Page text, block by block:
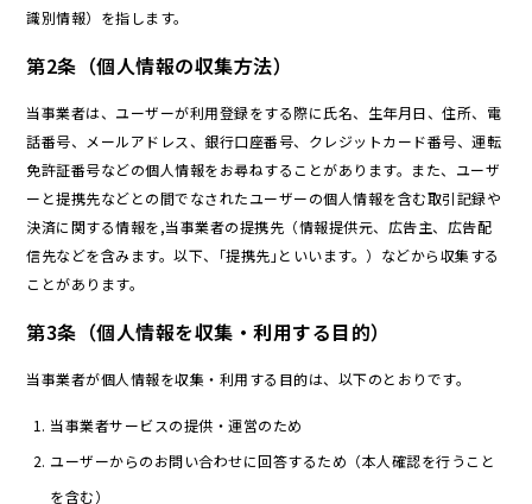
識別情報）を指します。
第2条（個人情報の収集方法）
当事業者は、ユーザーが利用登録をする際に氏名、生年月日、住所、電
話番号、メールアドレス、銀行口座番号、クレジットカード番号、運転
免許証番号などの個人情報をお尋ねすることがあります。また、ユーザ
ーと提携先などとの間でなされたユーザーの個人情報を含む取引記録や
決済に関する情報を,当事業者の提携先（情報提供元、広告主、広告配
信先などを含みます。以下、｢提携先｣といいます。）などから収集する
ことがあります。
第3条（個人情報を収集・利用する目的）
当事業者が個人情報を収集・利用する目的は、以下のとおりです。
当事業者サービスの提供・運営のため
ユーザーからのお問い合わせに回答するため（本人確認を行うこと
を含む）